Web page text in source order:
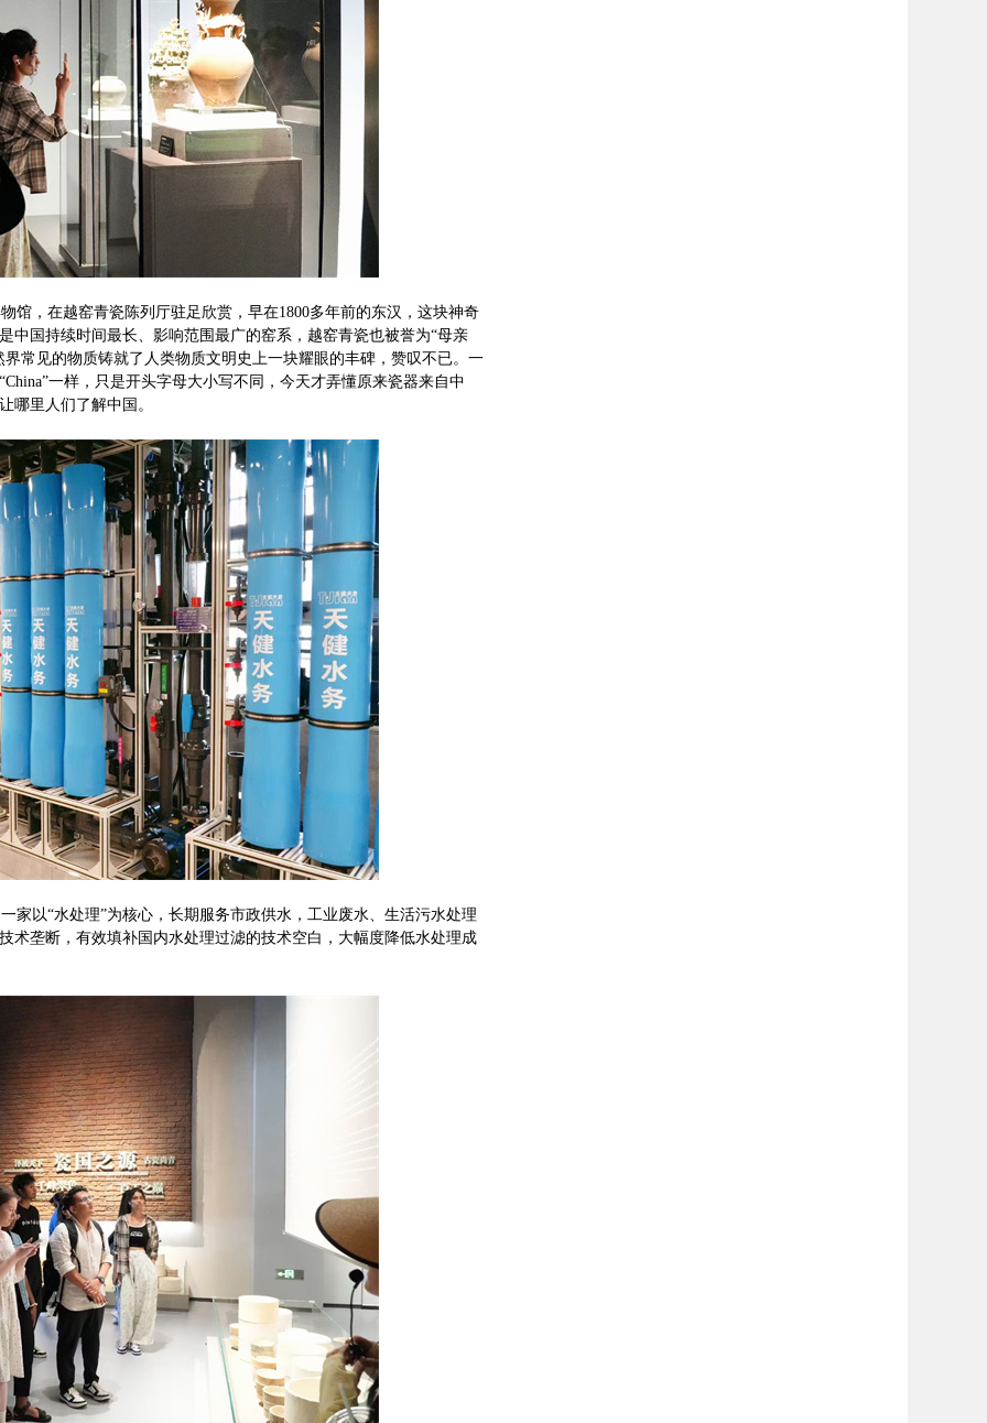
，在越窑青瓷陈列厅驻足欣赏，早在1800多年前的东汉，这块神奇
中国持续时间最长、影响范围最广的窑系，越窑青瓷也被誉为“母亲
常见的物质铸就了人类物质文明史上一块耀眼的丰碑，赞叹不已。一
一样，只是开头字母大小写不同，今天才弄懂原来瓷器来自中
哪里人们了解中国。
以“水处理”为核心，长期服务市政供水，工业废水、生活污水处理
术垄断，有效填补国内水处理过滤的技术空白，大幅度降低水处理成